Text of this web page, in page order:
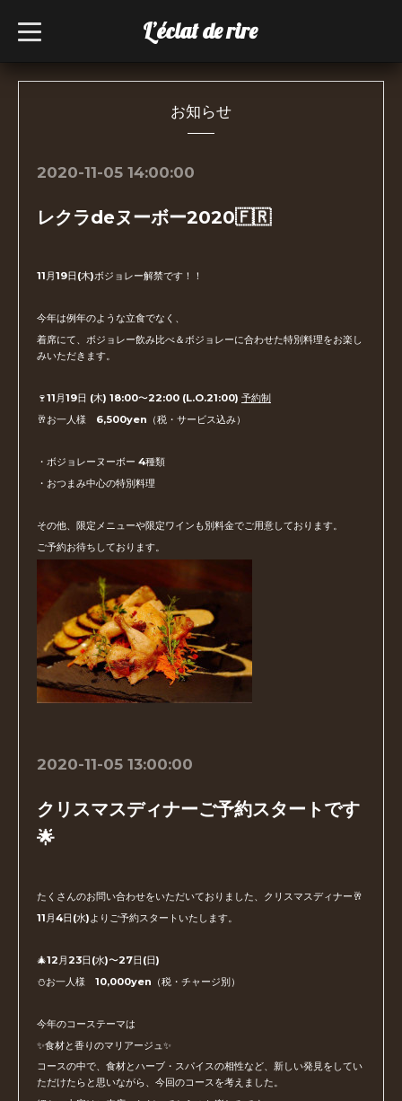
L’éclat de rire
t
o
l
お知らせ
2020-11-05 14:00:00
レクラdeヌーボー2020🇫🇷
11月19日(木)ボジョレー解禁です！！
今年は例年のような立食でなく、
着席にて、ボジョレー飲み比べ＆ボジョレーに合わせた特別料理をお楽し
みいただきます。
🍷11月19日 (木) 18:00〜22:00 (L.O.21:00) 予約制
🥂お一人様 6,500yen（税・サービス込み）
・ボジョレーヌーボー 4種類
・おつまみ中心の特別料理
その他、限定メニューや限定ワインも別料金でご用意しております。
ご予約お待ちしております。
2020-11-05 13:00:00
クリスマスディナーご予約スタートです
🌟
たくさんのお問い合わせをいただいておりました、クリスマスディナー🥂
11月4日(水)よりご予約スタートいたします。
🎄12月23日(水)〜27日(日)
⛄️お一人様 10,000yen（税・チャージ別）
今年のコーステーマは
✨食材と香りのマリアージュ✨
コースの中で、食材とハーブ・スパイスの相性など、新しい発見をしてい
ただけたらと思いながら、今回のコースを考えました。